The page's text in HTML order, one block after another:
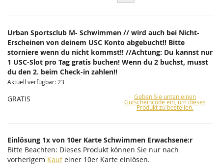
Urban Sportsclub M- Schwimmen // wird auch bei Nicht-
Erscheinen von deinem USC Konto abgebucht!! Bitte
storniere wenn du nicht kommst!! //Achtung: Du kannst nur
1 USC-Slot pro Tag gratis buchen! Wenn du 2 buchst, musst
du den 2. beim Check-in zahlen!!
Aktuell verfügbar: 23
GRATIS Geben Sie unten einen
Gutscheincode ein, um dieses
Produkt zu bestellen.
Einlösung 1x von 10er Karte Schwimmen Erwachsene:r
Bitte Beachten: Dieses Produkt können Sie nur nach
vorherigem Kaufeiner 10er Karte einlösen.